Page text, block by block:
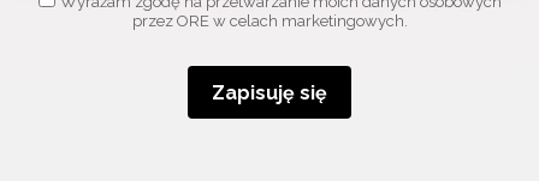
przez ORE w celach marketingowych.
Zapisuję się